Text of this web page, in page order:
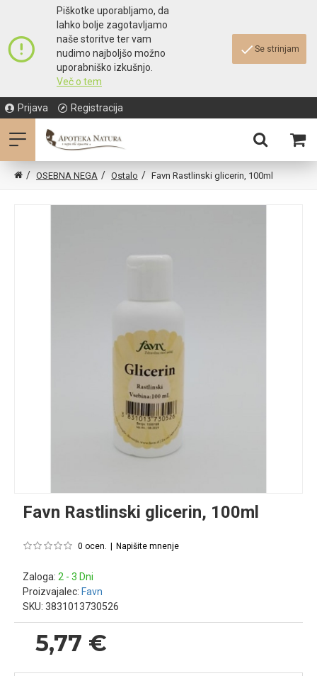
Piškotke uporabljamo, da
lahko bolje zagotavljamo
naše storitve ter vam
nudimo najboljšo možno
uporabniško izkušnjo.
Več o tem
Se strinjam
Prijava Registracija
OSEBNA NEGA Ostalo Favn Rastlinski glicerin, 100ml
Favn Rastlinski glicerin, 100ml
Zaloga: 2 - 3 Dni
Proizvajalec: Favn
SKU: 3831013730526
0 ocen. Napišite mnenje
5,77 €